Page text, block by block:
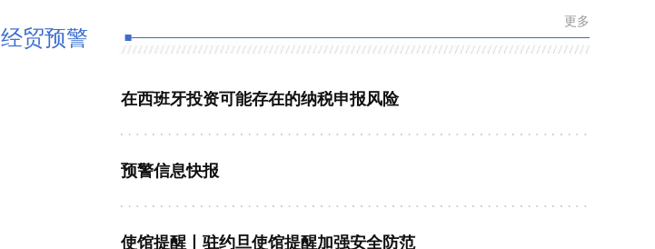
经贸预警
更多
在西班牙投资可能存在的纳税申报风险
预警信息快报
使馆提醒丨驻约旦使馆提醒加强安全防范